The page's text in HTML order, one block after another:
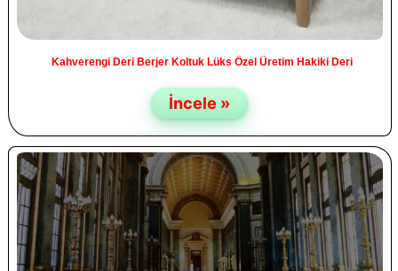
Kahverengi Deri Berjer Koltuk Lüks Özel Üretim Hakiki Deri
İncele »